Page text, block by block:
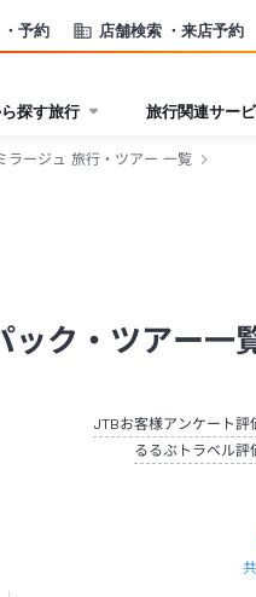
・予約 店舗検索 ・来店予約
探す旅行 旅行関連サー
ラージュ 旅行・ツアー 一覧
ク・ツアー一
JTBお客様アンケート評
るるぶトラベル評